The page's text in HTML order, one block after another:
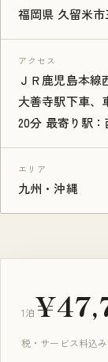
福岡県 久留米市
アクセス
ＪＲ鹿児島本
大善寺駅下車
20分 最寄り駅
エリア
九州・沖縄
1泊
税・サービス料込